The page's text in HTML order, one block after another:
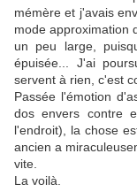
mémère et j'avais
mode approximation
un peu large,
épuisée... J'ai
servent à rien, c'est
Passée l'émotion
dos envers contre
l'endroit), la chose
ancien a
vite.
La voilà.